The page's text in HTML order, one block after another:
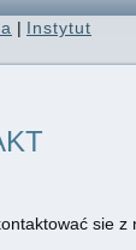
| Instytut
sie z